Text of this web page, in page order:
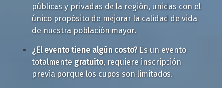
públicas y privadas de la región, unidas con el
único propósito de mejorar la calidad de vida
de nuestra población mayor.
¿El evento tiene algún costo?Es un evento
totalmente gratuito, requiere inscripción
previa porque los cupos son limitados.